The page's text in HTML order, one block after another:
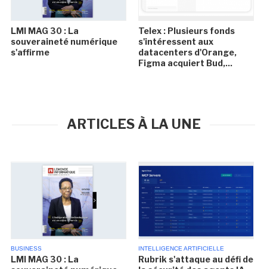
LMI MAG 30 : La
souveraineté numérique
s'affirme
Telex : Plusieurs fonds
s'intéressent aux
datacenters d'Orange,
Figma acquiert Bud,...
ARTICLES À LA UNE
BUSINESS
LMI MAG 30 : La
INTELLIGENCE ARTIFICIELLE
Rubrik s'attaque au défi de